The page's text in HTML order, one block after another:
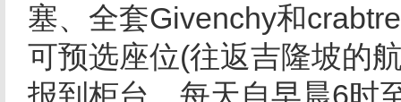
塞、全套Givenchy和
可预选座位(往返吉隆坡的
报到柜台，每天自早晨6时